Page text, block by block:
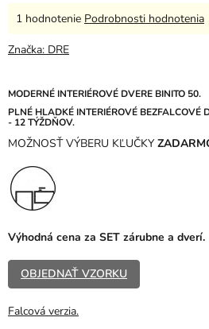
MODERNÉ INTERIÉROVÉ DVERE BINITO 50.
PLNÉ HLADKÉ INTERIÉROVÉ BEZFALCOVÉ
- 12 TÝŽDŇOV.
MOŽNOSŤ VÝBERU KĽUČKY
Výhodná cena za SET zárubne a dverí.
OBJEDNAŤ VZORKU
Falcová verzia.
Priemerné
produktu
z
5
hviezdičiek.
1 hodnotenie Podrobnosti hodnotenia
Značka: DRE